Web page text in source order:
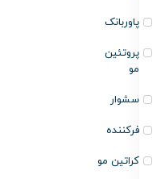
پاوربانک
پروتئین
مو
سشوار
فرکننده
کراتین مو